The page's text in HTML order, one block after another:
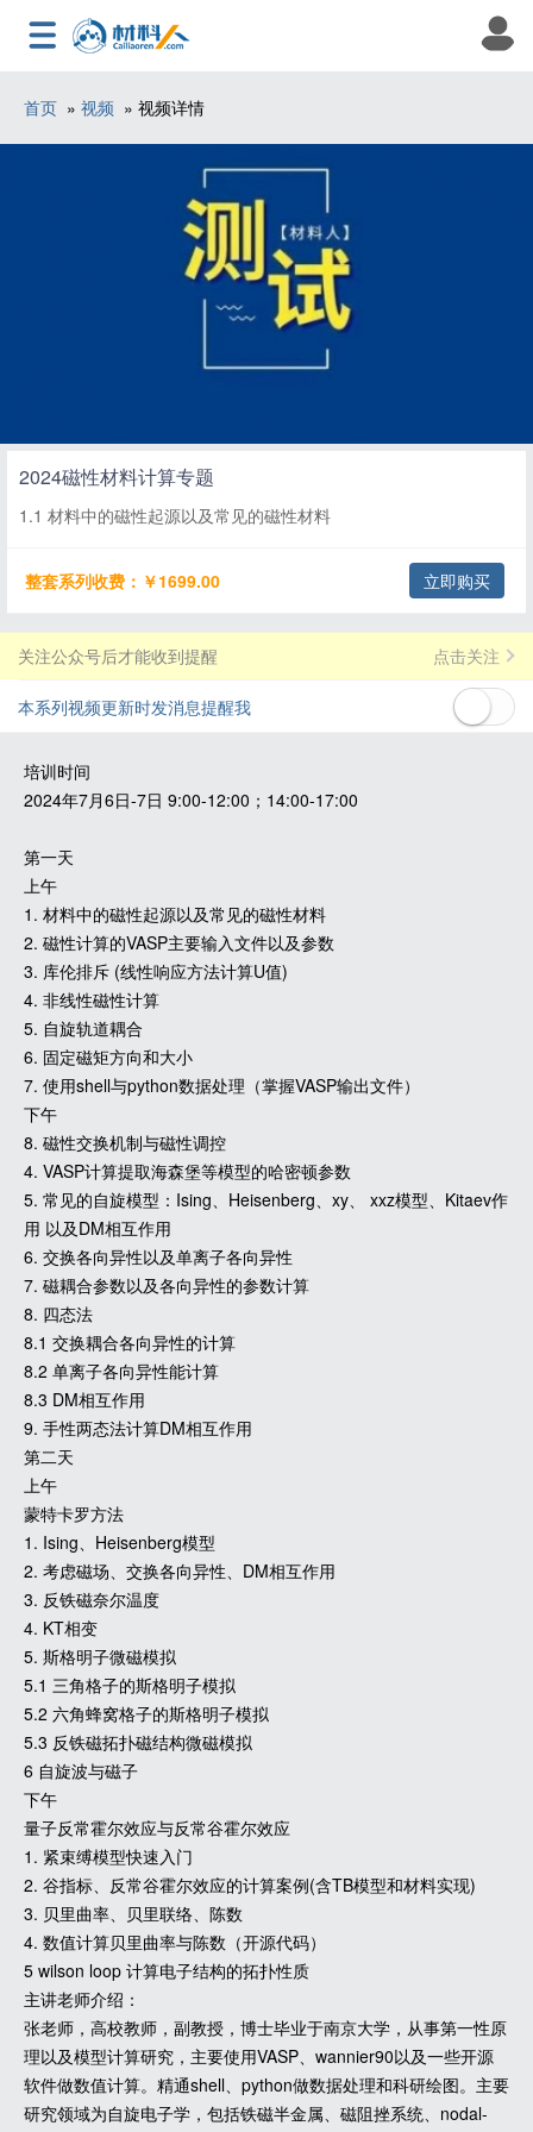
首页 » 视频 » 视频详情
2024磁性材料计算专题
1.1 材料中的磁性起源以及常见的磁性材料
整套系列收费：￥1699.00 立即购买
关注公众号后才能收到提醒 点击关注
本系列视频更新时发消息提醒我
培训时间
2024年7月6日-7日 9:00-12:00；14:00-17:00
第一天
上午
1. 材料中的磁性起源以及常见的磁性材料
2. 磁性计算的VASP主要输入文件以及参数
3. 库伦排斥 (线性响应方法计算U值)
4. 非线性磁性计算
5. 自旋轨道耦合
6. 固定磁矩方向和大小
7. 使用shell与python数据处理（掌握VASP输出文件）
下午
8. 磁性交换机制与磁性调控
4. VASP计算提取海森堡等模型的哈密顿参数
5. 常见的自旋模型：Ising、Heisenberg、xy、 xxz模型、Kitaev作
用 以及DM相互作用
6. 交换各向异性以及单离子各向异性
7. 磁耦合参数以及各向异性的参数计算
8. 四态法
8.1 交换耦合各向异性的计算
8.2 单离子各向异性能计算
8.3 DM相互作用
9. 手性两态法计算DM相互作用
第二天
上午
蒙特卡罗方法
1. Ising、Heisenberg模型
2. 考虑磁场、交换各向异性、DM相互作用
3. 反铁磁奈尔温度
4. KT相变
5. 斯格明子微磁模拟
5.1 三角格子的斯格明子模拟
5.2 六角蜂窝格子的斯格明子模拟
5.3 反铁磁拓扑磁结构微磁模拟
6 自旋波与磁子
下午
量子反常霍尔效应与反常谷霍尔效应
1. 紧束缚模型快速入门
2. 谷指标、反常谷霍尔效应的计算案例(含TB模型和材料实现)
3. 贝里曲率、贝里联络、陈数
4. 数值计算贝里曲率与陈数（开源代码）
5 wilson loop 计算电子结构的拓扑性质
主讲老师介绍：
张老师，高校教师，副教授，博士毕业于南京大学，从事第一性原
理以及模型计算研究，主要使用VASP、wannier90以及一些开源
软件做数值计算。精通shell、python做数据处理和科研绘图。主要
研究领域为自旋电子学，包括铁磁半金属、磁阻挫系统、nodal-